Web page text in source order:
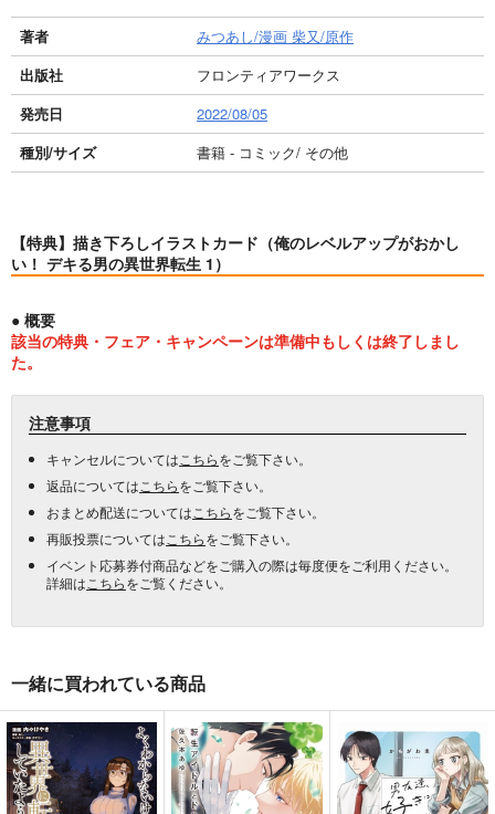
著者
みつあし/漫画 柴又/原作
出版社
フロンティアワークス
発売日
2022/08/05
種別/サイズ
書籍 - コミック/ その他
【特典】描き下ろしイラストカード（俺のレベルアップがおかし
い！ デキる男の異世界転生 1）
● 概要
該当の特典・フェア・キャンペーンは準備中もしくは終了しまし
た。
注意事項
キャンセルについては こちらをご覧下さい。
返品については こちらをご覧下さい。
おまとめ配送については こちらをご覧下さい。
再販投票については こちらをご覧下さい。
イベント応募券付商品などをご購入の際は毎度便をご利用ください。
詳細は こちらをご覧ください。
一緒に買われている商品